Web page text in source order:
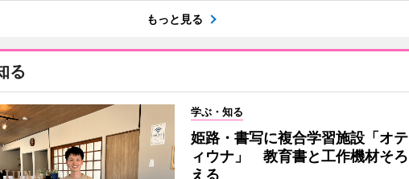
もっと見る
る
学ぶ・知る
姫路・書写に複合学習施設「オテ
ィウナ」 教育書と工作機材そろ
える